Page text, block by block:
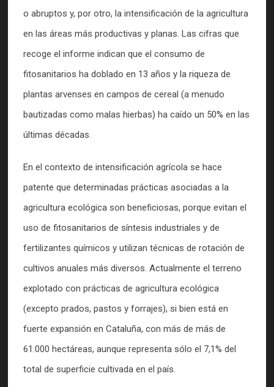
o abruptos y, por otro, la intensificación de la agricultura
en las áreas más productivas y planas. Las cifras que
recoge el informe indican que el consumo de
fitosanitarios ha doblado en 13 años y la riqueza de
plantas arvenses en campos de cereal (a menudo
bautizadas como malas hierbas) ha caído un 50% en las
últimas décadas.
En el contexto de intensificación agrícola se hace
patente que determinadas prácticas asociadas a la
agricultura ecológica son beneficiosas, porque evitan el
uso de fitosanitarios de síntesis industriales y de
fertilizantes químicos y utilizan técnicas de rotación de
cultivos anuales más diversos. Actualmente el terreno
explotado con prácticas de agricultura ecológica
(excepto prados, pastos y forrajes), si bien está en
fuerte expansión en Cataluña, con más de más de
61.000 hectáreas, aunque representa sólo el 7,1% del
total de superficie cultivada en el país.